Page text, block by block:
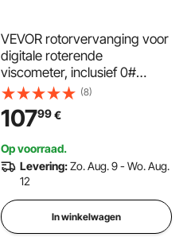
VEVOR rotorvervanging voor
digitale roterende
viscometer, inclusief 0#
spindel van 304 roestvrij
staal, 1-80 cP
laboratoriumtestinstrument,
viscositeitsmeter modellen
NDJ-5S NDJ-8S SNB-2T
LVDV-2T
(8)
10799€
Op voorraad.
Levering:Zo. Aug. 9 - Wo. Aug.
12
In winkelwagen